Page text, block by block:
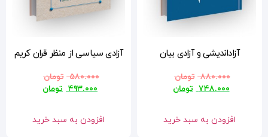
آزادی سیاسی از منظر قران کریم
۵۸۰.۰۰۰ تومان
۴۹۳.۰۰۰ تومان
افزودن به سبد خرید